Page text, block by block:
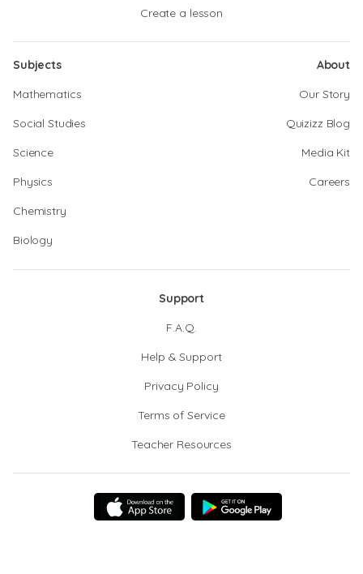
Create a lesson
Subjects
Mathematics
Social Studies
Science
Physics
Chemistry
Biology
About
Our Story
Quizizz Blog
Media Kit
Careers
Support
F.A.Q.
Help & Support
Privacy Policy
Terms of Service
Teacher Resources